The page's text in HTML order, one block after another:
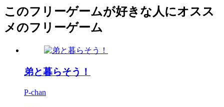
このフリーゲームが好きな人にオスス
メのフリーゲーム
弟と暮らそう！
P-chan